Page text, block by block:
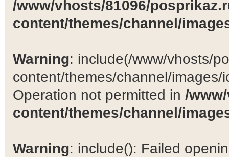
/www/vhosts/81096/
content/themes/channel/
Warning: include(/www/vhosts/
content/themes/channel/
Operation not permitted in /
content/themes/channel/
Warning: include(): Failed